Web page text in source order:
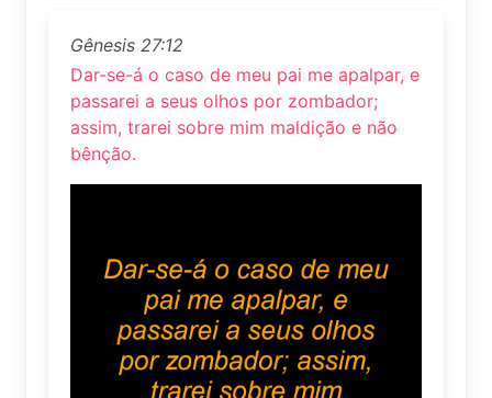
Gênesis 27:12
Dar-se-á o caso de meu pai me apalpar, e
passarei a seus olhos por zombador;
assim, trarei sobre mim maldição e não
bênção.